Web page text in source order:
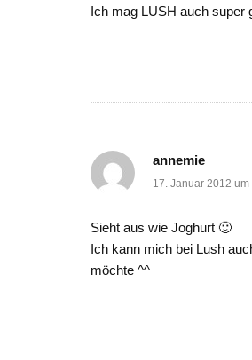
Ich mag LUSH auch super
annemie
17. Januar 2012
Sieht aus wie Joghurt 🙂
Ich kann mich bei Lush
möchte ^^